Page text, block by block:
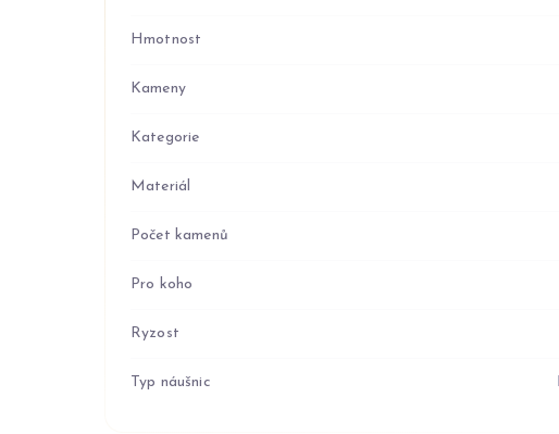
Hmotnost
Kameny
Kategorie
Materiál
Počet kamenů
Pro koho
Ryzost
Typ náušnic